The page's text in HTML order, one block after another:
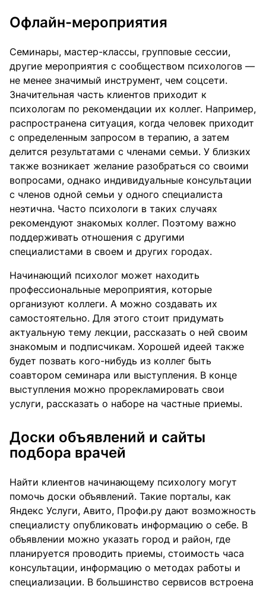
Офлайн-мероприятия
Семинары, мастер-классы, групповые сессии,
другие мероприятия с сообществом психологов —
не менее значимый инструмент, чем соцсети.
Значительная часть клиентов приходит к
психологам по рекомендации их коллег. Например,
распространена ситуация, когда человек приходит
с определенным запросом в терапию, а затем
делится результатами с членами семьи. У близких
также возникает желание разобраться со своими
вопросами, однако индивидуальные консультации
с членов одной семьи у одного специалиста
неэтична. Часто психологи в таких случаях
рекомендуют знакомых коллег. Поэтому важно
поддерживать отношения с другими
специалистами в своем и других городах.
Начинающий психолог может находить
профессиональные мероприятия, которые
организуют коллеги. А можно создавать их
самостоятельно. Для этого стоит придумать
актуальную тему лекции, рассказать о ней своим
знакомым и подписчикам. Хорошей идеей также
будет позвать кого-нибудь из коллег быть
соавтором семинара или выступления. В конце
выступления можно прорекламировать свои
услуги, рассказать о наборе на частные приемы.
Доски объявлений и сайты
подбора врачей
Найти клиентов начинающему психологу могут
помочь доски объявлений. Такие порталы, как
Яндекс Услуги, Авито, Профи.ру дают возможность
специалисту опубликовать информацию о себе. В
объявлении можно указать город и район, где
планируется проводить приемы, стоимость часа
консультации, информацию о методах работы и
специализации. В большинство сервисов встроена